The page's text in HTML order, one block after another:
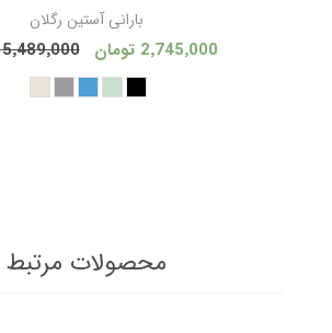
بارانی آستین رگلان
2٬745٬000 تومان 5٬489٬000 تومان
محصولات مرتبط